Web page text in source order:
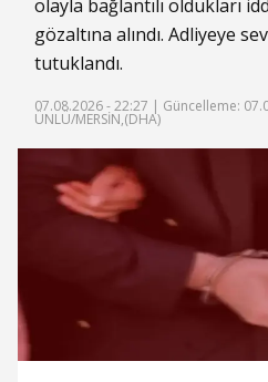
olayla bağlantılı oldukları
gözaltına alındı. Adliyeye
tutuklandı.
07.08.2026 - 22:27 | Güncelleme:
ÜNLÜ/MERSİN,(DHA)